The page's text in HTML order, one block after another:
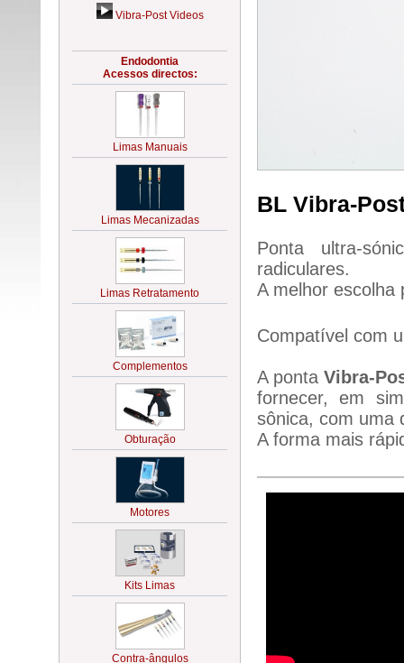
BL Vibra-
Ponta ultra-
radiculares.
A melhor escolha
Compatível com
A ponta Vibra-
fornecer, em
sônica, com uma
A forma mais